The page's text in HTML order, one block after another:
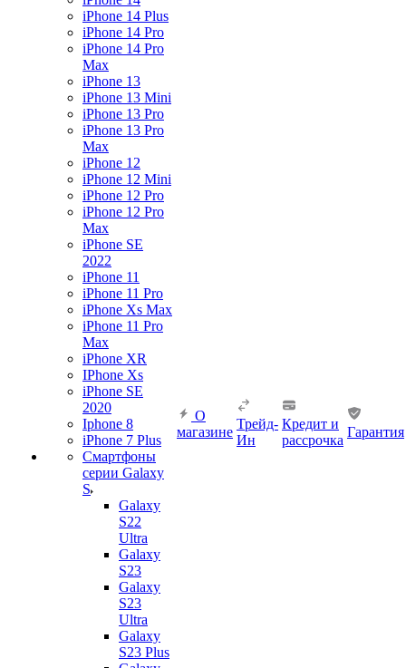
iPhone 14 Plus
iPhone 14 Pro
iPhone 14 Pro
Max
iPhone 13
iPhone 13 Mini
iPhone 13 Pro
iPhone 13 Pro
Max
iPhone 12
iPhone 12 Mini
iPhone 12 Pro
iPhone 12 Pro
Max
iPhone SE
2022
iPhone 11
iPhone 11 Pro
iPhone Xs Max
iPhone 11 Pro
Max
iPhone XR
IPhone Xs
iPhone SE
2020
Iphone 8
iPhone 7 Plus
Смартфоны
серии Galaxy
S
Galaxy
S22
Ultra
Galaxy
S23
Galaxy
S23
Ultra
Galaxy
S23 Plus
О
магазине
Трейд-
Ин
Кредит и
рассрочка
Гарантия